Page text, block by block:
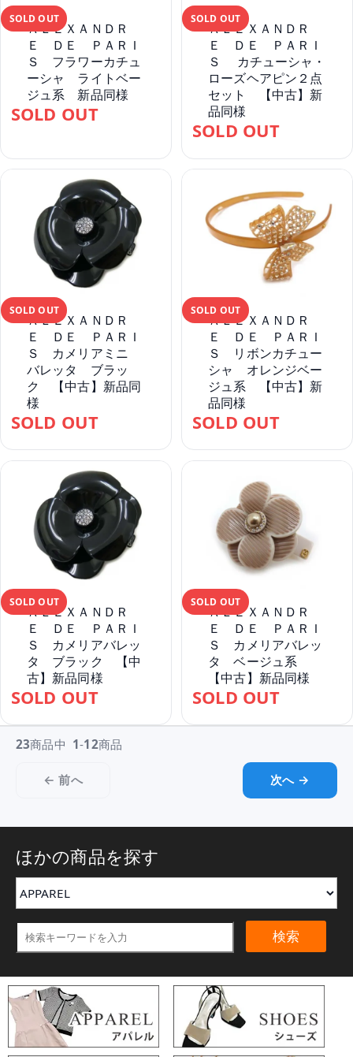
SOLD OUT
ＡＬＥＸＡＮＤＲ
Ｅ ＤＥ ＰＡＲＩ
Ｓ フラワーカチュ
ーシャ ライトベー
ジュ系 新品同様
SOLD OUT
SOLD OUT
ＡＬＥＸＡＮＤＲ
Ｅ ＤＥ ＰＡＲＩ
Ｓ カチューシャ・
ローズヘアピン２点
セット 【中古】新
品同様
SOLD OUT
SOLD OUT
ＡＬＥＸＡＮＤＲ
Ｅ ＤＥ ＰＡＲＩ
Ｓ カメリアミニ
バレッタ ブラッ
ク 【中古】新品同
様
SOLD OUT
SOLD OUT
ＡＬＥＸＡＮＤＲ
Ｅ ＤＥ ＰＡＲＩ
Ｓ リボンカチュー
シャ オレンジベー
ジュ系 【中古】新
品同様
SOLD OUT
SOLD OUT
ＡＬＥＸＡＮＤＲ
Ｅ ＤＥ ＰＡＲＩ
Ｓ カメリアバレッ
タ ブラック 【中
古】新品同様
SOLD OUT
SOLD OUT
ＡＬＥＸＡＮＤＲ
Ｅ ＤＥ ＰＡＲＩ
Ｓ カメリアバレッ
タ ベージュ系
【中古】新品同様
SOLD OUT
23商品中 1-12商品
← 前へ 次へ →
ほかの商品を探す
検索